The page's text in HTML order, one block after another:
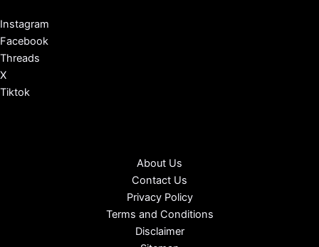
Instagram
Facebook
Threads
X
Tiktok
About Us
Contact Us
Privacy Policy
Terms and Conditions
Disclaimer